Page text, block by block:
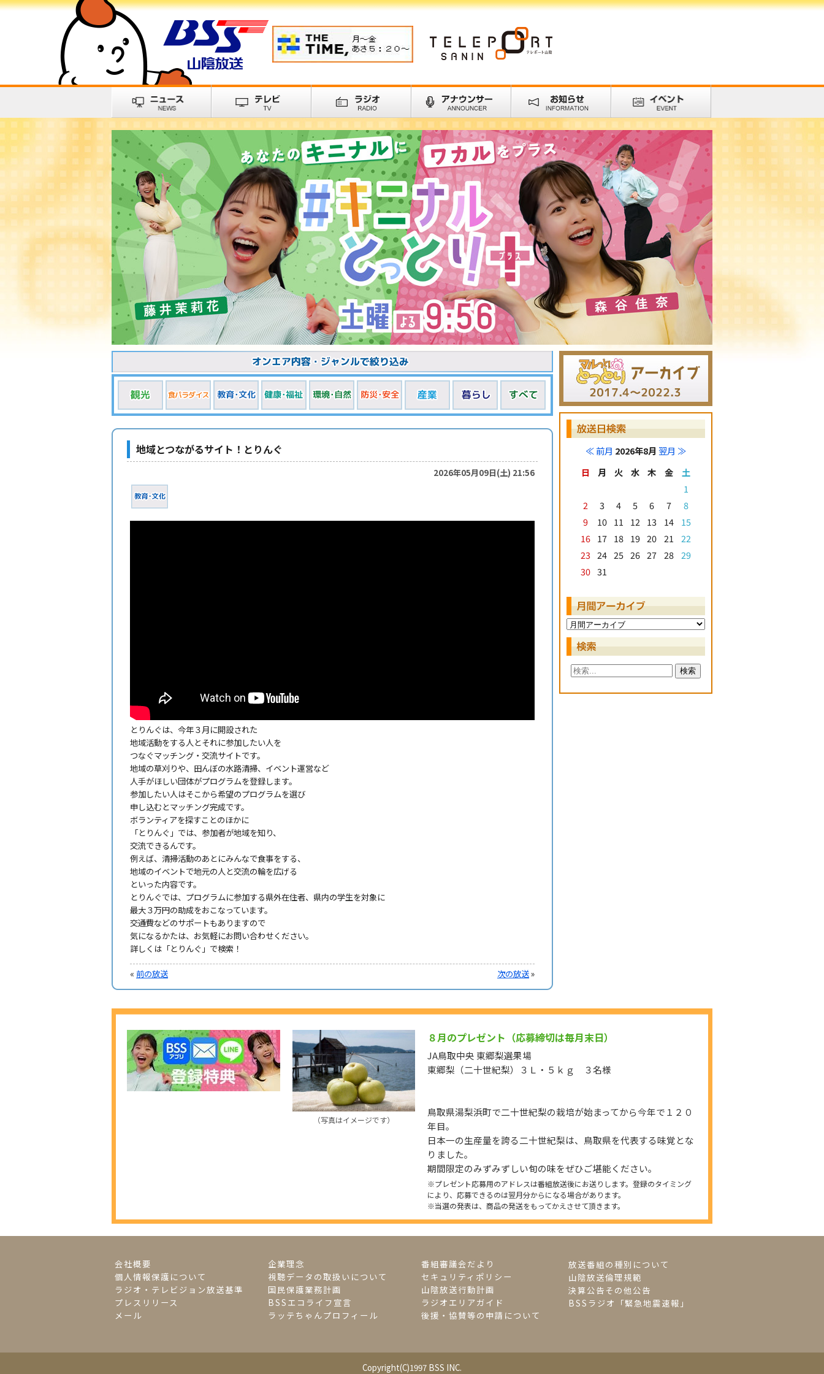
地域とつながるサイト！とりんぐ
2026年05月09日(土) 21:56
とりんぐは、今年３月に開設された
地域活動をする人とそれに参加したい人を
つなぐマッチング・交流サイトです。
地域の草刈りや、田んぼの水路清掃、イベント運営など
人手がほしい団体がプログラムを登録します。
参加したい人はそこから希望のプログラムを選び
申し込むとマッチング完成です。
ボランティアを探すことのほかに
「とりんぐ」では、参加者が地域を知り、
交流できるんです。
例えば、清掃活動のあとにみんなで食事をする、
地域のイベントで地元の人と交流の輪を広げる
といった内容です。
とりんぐでは、プログラムに参加する県外在住者、県内の学生を対象に
最大３万円の助成をおこなっています。
交通費などのサポートもありますので
気になるかたは、お気軽にお問い合わせください。
詳しくは「とりんぐ」で検索！
« 前の放送 次の放送»
≪ 前月 2026年8月 翌月 ≫
日
月 火 水 木 金
土
1
2
3 4 5 6 7
8
9
10 11 12 13 14
15
16 17 18 19 20 21
22
23 24 25 26 27 28 29
30 31
検索
（写真はイメージです）
８月のプレゼント（応募締切は毎月末日）
JA鳥取中央 東郷梨選果場
東郷梨（二十世紀梨）３Ｌ・５ｋｇ ３名様
鳥取県湯梨浜町で二十世紀梨の栽培が始まってから今年で１２０
年目。
日本一の生産量を誇る二十世紀梨は、鳥取県を代表する味覚とな
りました。
期間限定のみずみずしい旬の味をぜひご堪能ください。
※プレゼント応募用のアドレスは番組放送後にお送りします。登録のタイミング
により、応募できるのは翌月分からになる場合があります。
※当選の発表は、商品の発送をもってかえさせて頂きます。
会社概要
個人情報保護について
ラジオ・テレビジョン放送基準
プレスリリース
メール
企業理念
視聴データの取扱いについて
国民保護業務計画
BSSエコライフ宣言
ラッテちゃんプロフィール
番組審議会だより
セキュリティポリシー
山陰放送行動計画
ラジオエリアガイド
後援・協賛等の申請について
放送番組の種別について
山陰放送倫理規範
決算公告その他公告
BSSラジオ「緊急地震速報」
Copyright(C)1997 BSS INC.